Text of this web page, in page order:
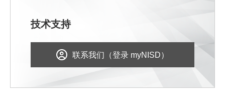
技术支持
联系我们（登录 myNISD）